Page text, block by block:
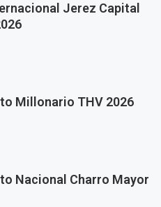
Jerez Capital
Millonario THV 2026
Nacional Charro Mayor